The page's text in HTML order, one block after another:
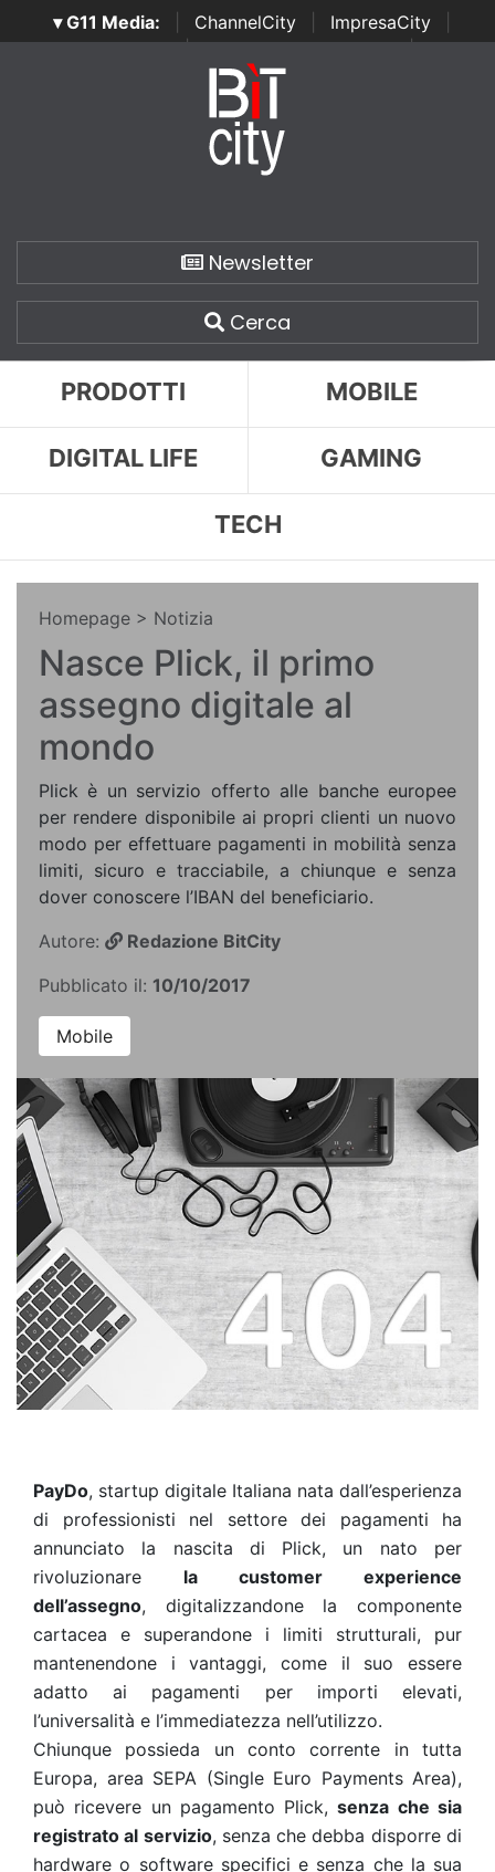
▾ G11 Media: ChannelCity ImpresaCity
SecurityOpenLab | Italian Channel Awards | Italian
Italian Security Awards
Newsletter
Cerca
PRODOTTI MOBILE
DIGITAL LIFE GAMING
TECH
Homepage > Notizia
Nasce Plick, il primo
assegno digitale al
mondo
Plick è un servizio offerto alle banche europee
per rendere disponibile ai propri clienti un nuovo
modo per effettuare pagamenti in mobilità senza
limiti, sicuro e tracciabile, a chiunque e senza
dover conoscere l’IBAN del beneficiario.
Autore:
Redazione BitCity
Pubblicato il: 10/10/2017
Mobile
PayDo, startup digitale Italiana nata dall’esperienza
di professionisti nel settore dei pagamenti ha
annunciato la nascita di Plick, un nato per
rivoluzionare la customer experience
dell’assegno, digitalizzandone la componente
cartacea e superandone i limiti strutturali, pur
mantenendone i vantaggi, come il suo essere
adatto ai pagamenti per importi elevati,
l’universalità e l’immediatezza nell’utilizzo.
Chiunque possieda un conto corrente in tutta
Europa, area SEPA (Single Euro Payments Area),
può ricevere un pagamento Plick,senza che sia
registrato al servizio, senza che debba disporre di
hardware o software specifici e senza che la sua